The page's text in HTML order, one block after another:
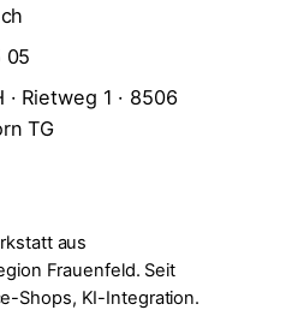
05
Rietweg 1 · 8506
TG
aus
Frauenfeld. Seit
Shops, KI-Integration.